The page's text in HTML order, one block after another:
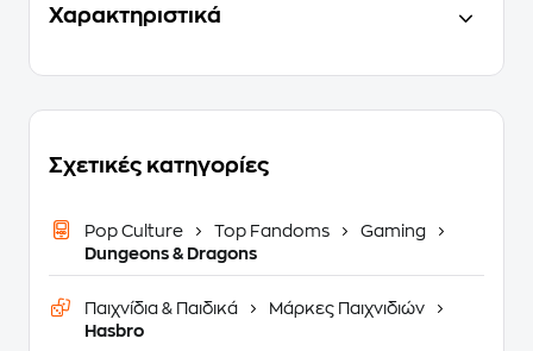
Χαρακτηριστικά
Σχετικές κατηγορίες
Pop Culture Top Fandoms
Gaming
Dungeons & Dragons
Παιχνίδια & Παιδικά
Μάρκες Παιχνιδιών
Hasbro